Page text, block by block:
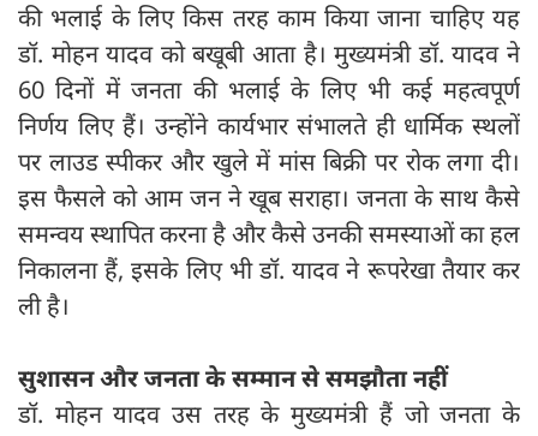
की भलाई के लिए किस तरह काम किया जाना चाहिए यह
डॉ. मोहन यादव को बखूबी आता है। मुख्यमंत्री डॉ. यादव ने
60 दिनों में जनता की भलाई के लिए भी कई महत्वपूर्ण
निर्णय लिए हैं। उन्होंने कार्यभार संभालते ही धार्मिक स्थलों
पर लाउड स्पीकर और खुले में मांस बिक्री पर रोक लगा दी।
इस फैसले को आम जन ने खूब सराहा। जनता के साथ कैसे
समन्वय स्थापित करना है और कैसे उनकी समस्याओं का हल
निकालना हैं, इसके लिए भी डॉ. यादव ने रूपरेखा तैयार कर
ली है।
सुशासन और जनता के सम्मान से समझौता नहीं
डॉ. मोहन यादव उस तरह के मुख्यमंत्री हैं जो जनता के